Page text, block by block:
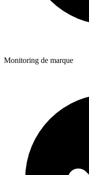
Monitoring de marque